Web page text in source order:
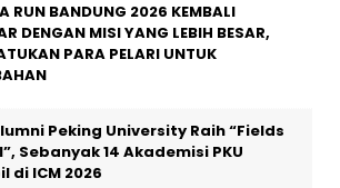
RUN BANDUNG 2026 KEMBALI
DENGAN MISI YANG LEBIH BESAR,
PARA PELARI UNTUK
Peking University Raih “Fields
Sebanyak 14 Akademisi PKU
di ICM 2026